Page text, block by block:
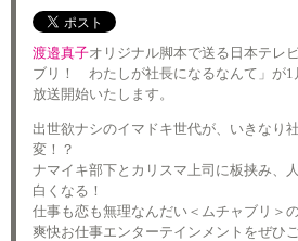
渡邉真子オリジナル脚本で送る日本テレ
ブリ！ わたしが社長になるなんて」が1
放送開始いたします。
出世欲ナシのイマドキ世代が、いきなり
変！？
ナマイキ部下とカリスマ上司に板挟み、
白くなる！
仕事も恋も無理なんだい＜ムチャブリ＞
爽快お仕事エンターテインメントをぜひ